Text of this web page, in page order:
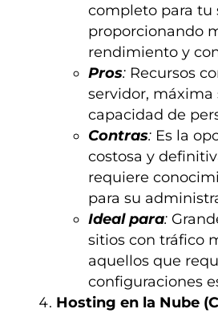
completo para tu
proporcionando
rendimiento y
Pros: Recursos
servidor, máxima
capacidad de
Contras: Es la
costosa y
requiere
para su
Ideal para:
sitios con tráfico
aquellos que
configuraciones
Hosting en la Nube